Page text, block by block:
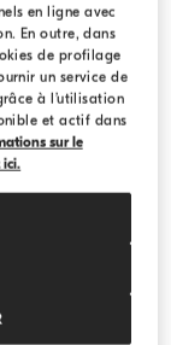
en ligne avec
En outre, dans
de profilage
un service de
à l’utilisation
et actif dans
sur le
ici.